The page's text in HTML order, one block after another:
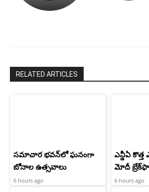
రామ్
RELATED ARTICLES
సమాచార భవన్‌లో ఘనంగా
బోనాల ఉత్సవాలు
6 hours ago
ఎన్డీఏ
మోదీ
6 hours ago